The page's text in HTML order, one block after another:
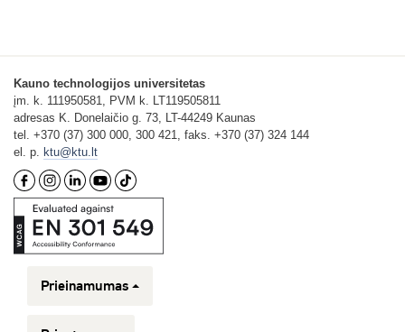
Kauno technologijos universitetas
įm. k. 111950581, PVM k. LT119505811
adresas K. Donelaičio g. 73, LT-44249 Kaunas
tel. +370 (37) 300 000, 300 421, faks. +370 (37) 324 144
el. p. ktu@ktu.lt
Prieinamumas